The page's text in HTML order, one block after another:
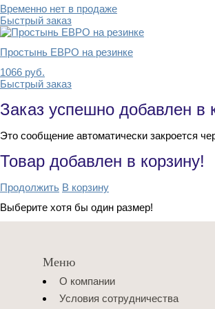
Временно нет в продаже
Быстрый заказ
Простынь ЕВРО на резинке
1066 руб.
Быстрый заказ
Заказ успешно добавлен в
Это сообщение автоматически закроется
Товар добавлен в корзину!
Продолжить В корзину
Выберите хотя бы один размер!
Меню
О компании
Условия сотрудничества